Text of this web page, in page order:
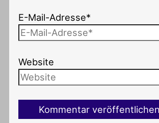
E-Mail-Adresse*
Website